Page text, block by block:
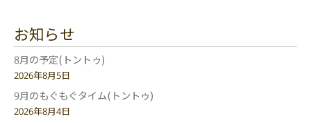
お知らせ
8月の予定(トントゥ)
2026年8月5日
9月のもぐもぐタイム(トントゥ)
2026年8月4日